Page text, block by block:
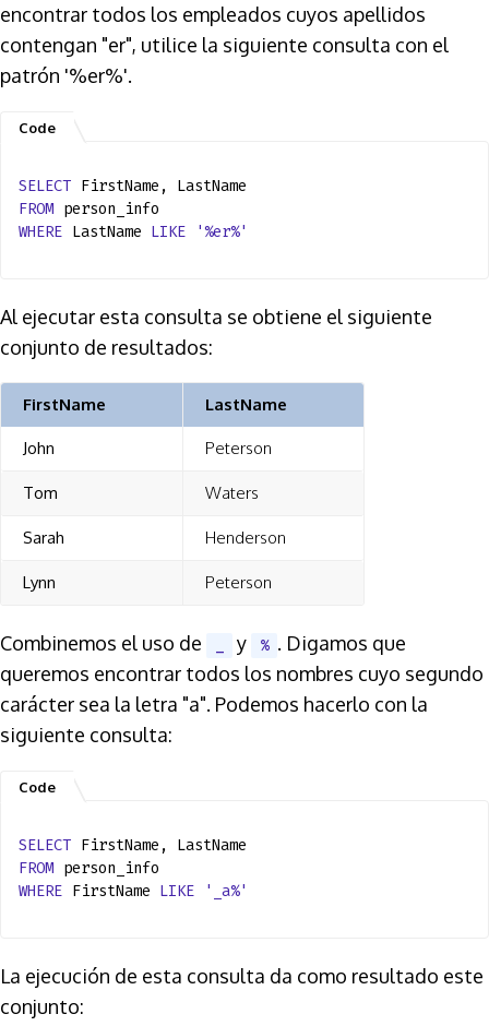
encontrar todos los empleados cuyos apellidos
contengan "er", utilice la siguiente consulta con el
patrón '%er%'.
SELECT FirstName, LastName
FROM person_info
WHERE LastName LIKE '%er%'
Al ejecutar esta consulta se obtiene el siguiente
conjunto de resultados:
FirstName LastName
John Peterson
Tom Waters
Sarah Henderson
Lynn Peterson
Combinemos el uso de y % . Digamos que
queremos encontrar todos los nombres cuyo segundo
carácter sea la letra "a". Podemos hacerlo con la
siguiente consulta:
SELECT FirstName, LastName
FROM person_info
WHERE FirstName LIKE '_a%'
La ejecución de esta consulta da como resultado este
conjunto: